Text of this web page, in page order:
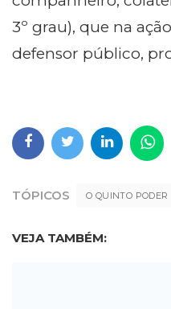
3º grau), que na
defensor público,
TÓPICOS O QUINTO PODER
VEJA TAMBÉM: